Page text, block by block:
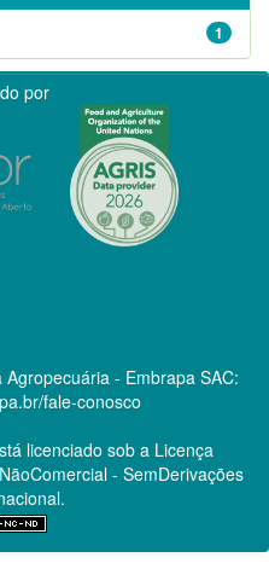
1
por
- Embrapa SAC:
fale-conosco
licenciado sob a Licença
- SemDerivações